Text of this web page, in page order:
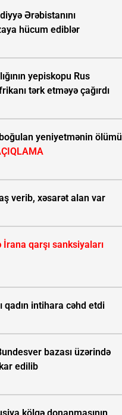
Ərəbistanını
hücum ediblər
yepiskopu Rus
tərk etməyə çağırdı
yeniyetmənin ölümü
verib, xəsarət alan var
İrana qarşı sanksiyaları
qadın intihara cəhd etdi
bazası üzərində
edilib